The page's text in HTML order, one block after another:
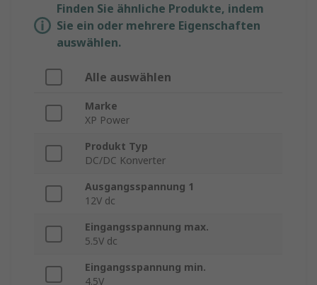
Finden Sie ähnliche Produkte, indem
Sie ein oder mehrere Eigenschaften
auswählen.
Alle auswählen
Marke
XP Power
Produkt Typ
DC/DC Konverter
Ausgangsspannung 1
12V dc
Eingangsspannung max.
5.5V dc
Eingangsspannung min.
4.5V